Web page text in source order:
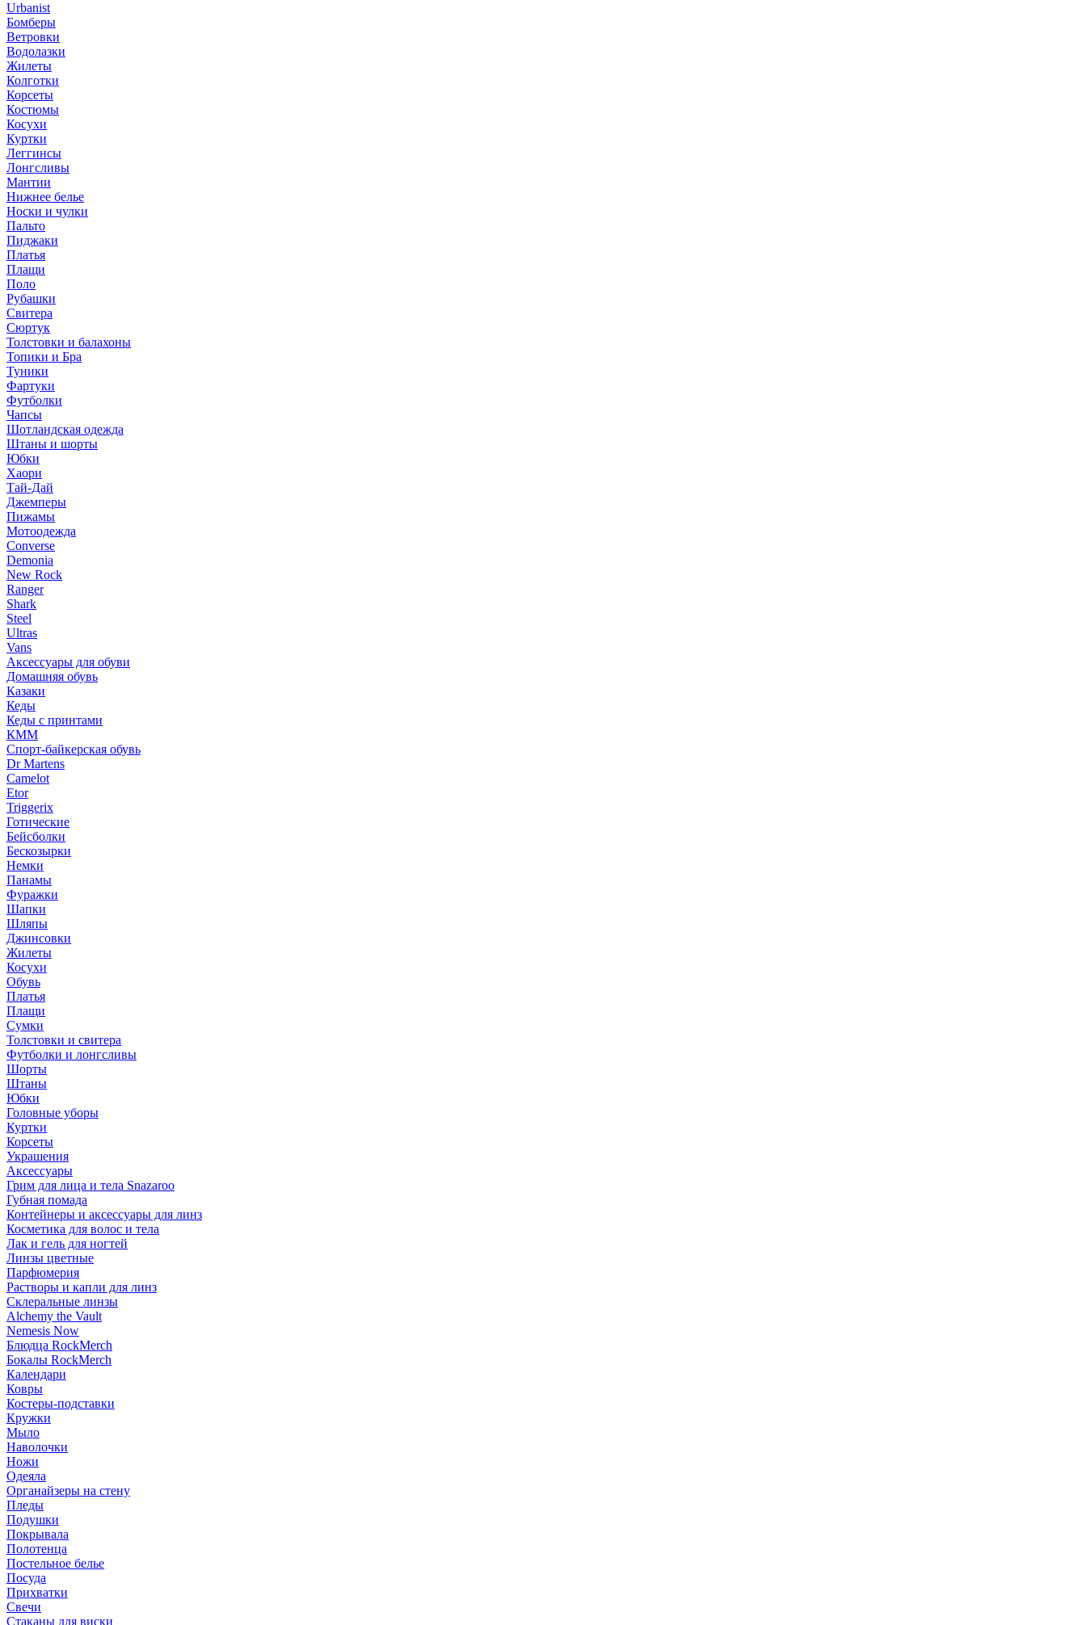
Urbanist
Бомберы
Ветровки
Водолазки
Жилеты
Колготки
Корсеты
Костюмы
Косухи
Куртки
Леггинсы
Лонгсливы
Мантии
Нижнее белье
Носки и чулки
Пальто
Пиджаки
Платья
Плащи
Поло
Рубашки
Свитера
Сюртук
Толстовки и балахоны
Топики и Бра
Туники
Фартуки
Футболки
Чапсы
Шотландская одежда
Штаны и шорты
Юбки
Хаори
Тай-Дай
Джемперы
Пижамы
Мотоодежда
Converse
Demonia
New Rock
Ranger
Shark
Steel
Ultras
Vans
Аксессуары для обуви
Домашняя обувь
Казаки
Кеды
Кеды с принтами
КММ
Спорт-байкерская обувь
Dr Martens
Camelot
Etor
Triggerix
Готические
Бейсболки
Бескозырки
Немки
Панамы
Фуражки
Шапки
Шляпы
Джинсовки
Жилеты
Косухи
Обувь
Платья
Плащи
Сумки
Толстовки и свитера
Футболки и лонгсливы
Шорты
Штаны
Юбки
Головные уборы
Куртки
Корсеты
Украшения
Аксессуары
Грим для лица и тела Snazaroo
Губная помада
Контейнеры и аксессуары для линз
Косметика для волос и тела
Лак и гель для ногтей
Линзы цветные
Парфюмерия
Растворы и капли для линз
Склеральные линзы
Alchemy the Vault
Nemesis Now
Блюдца RockMerch
Бокалы RockMerch
Календари
Ковры
Костеры-подставки
Кружки
Мыло
Наволочки
Ножи
Одеяла
Органайзеры на стену
Пледы
Подушки
Покрывала
Полотенца
Постельное белье
Посуда
Прихватки
Свечи
Стаканы для виски